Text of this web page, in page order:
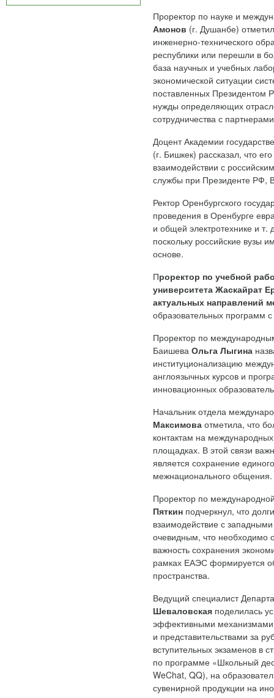
Проректор по науке и
Амонов (г. Душанбе)
инженерно-технического
республики или перешли в
база научных и учебных
экономической ситуации
поставленных Президентом
нужды определяющих
сотрудничества с
Доцент Академии
(г. Бишкек) рассказал, что
взаимодействии с
службы при Президенте РФ,
Ректор Оренбургского
проведения в Оренбурге
и общей электротехнике и
поскольку российские вузы
основе.
Проректор по учебной
университета Жаскайрат
актуальных направлений
образовательных программ
Проректор по
Баишева Ольга Лыгина
институционализацию
англоязычных курсов и
инновационных
Начальник отдела
Максимова отметила, что
контактам на
площадках. В этой связи
является сохранение
межнационального общения.
Проректор по
Пяткин подчеркнул, что
взаимодействие с
очевидным, что необходимо
важность сохранения
рамках ЕАЭС формируется
пространства.
Ведущий специалист
Шеваловская поделилась
эффективными механизмами
и представительствами за
вступительных экзаменов в
по программе «Школьный
WeChat, QQ), на
сувенирной продукции на